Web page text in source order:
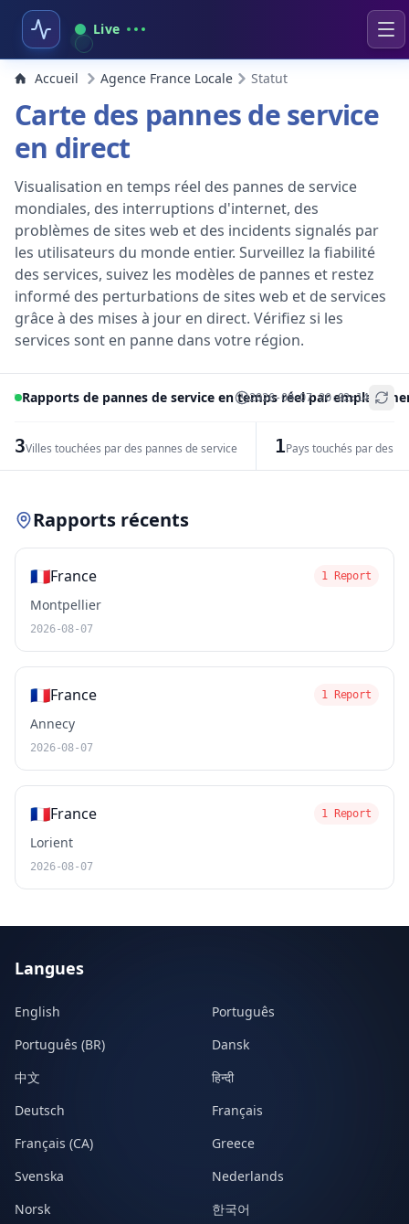
Live
Accueil Agence France Locale Statut
Carte des pannes de service
en direct
Visualisation en temps réel des pannes de service
mondiales, des interruptions d'internet, des
problèmes de sites web et des incidents signalés par
les utilisateurs du monde entier. Surveillez la fiabilité
des services, suivez les modèles de pannes et restez
informé des perturbations de sites web et de services
grâce à des mises à jour en direct. Vérifiez si les
services sont en panne dans votre région.
Rapports de pannes de service en temps réel par
2026-08-07 20:02:14
3Villes touchées par des pannes de service 1Pays touchés par des
+
Rapports récents
🇫🇷France 1 Report
Montpellier
2026-08-07
🇫🇷France 1 Report
Annecy
2026-08-07
🇫🇷France 1 Report
Lorient
2026-08-07
Langues
English
Português
Português (BR)
Dansk
中文
हिन्दी
Deutsch
Français
Français (CA)
Greece
Svenska
Nederlands
Norsk
한국어